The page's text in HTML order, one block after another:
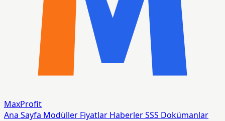
MaxProfit
Ana Sayfa Modüller Fiyatlar HaberlerSSS Dokümanlar